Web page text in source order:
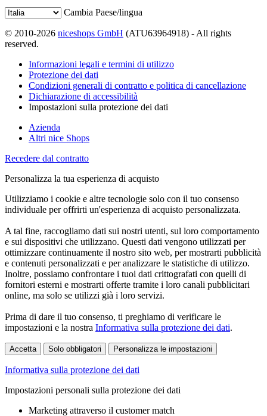
Cambia Paese/lingua
© 2010-2026 niceshops GmbH (ATU63964918) - All rights
reserved.
Informazioni legali e termini di utilizzo
Protezione dei dati
Condizioni generali di contratto e politica di cancellazione
Dichiarazione di accessibilità
Impostazioni sulla protezione dei dati
Azienda
Altri nice Shops
Recedere dal contratto
Personalizza la tua esperienza di acquisto
Utilizziamo i cookie e altre tecnologie solo con il tuo consenso
individuale per offrirti un'esperienza di acquisto personalizzata.
A tal fine, raccogliamo dati sui nostri utenti, sul loro comportamento
e sui dispositivi che utilizzano. Questi dati vengono utilizzati per
ottimizzare continuamente il nostro sito web, per mostrarti pubblicità
e contenuti personalizzati e per analizzare le statistiche di utilizzo.
Inoltre, possiamo confrontare i tuoi dati crittografati con quelli di
fornitori esterni e mostrarti offerte tramite i loro canali pubblicitari
online, ma solo se utilizzi già i loro servizi.
Prima di dare il tuo consenso, ti preghiamo di verificare le
impostazioni e la nostra Informativa sulla protezione dei dati.
Accetta Solo obbligatori Personalizza le impostazioni
Informativa sulla protezione dei dati
Impostazioni personali sulla protezione dei dati
Marketing attraverso il customer match